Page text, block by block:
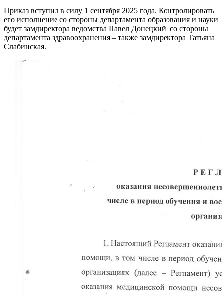
Приказ вступил в силу 1 сентября 2025 года. Контролировать
его исполнение со стороны департамента образования и науки
будет замдиректора ведомства Павел Донецкий, со стороны
департамента здравоохранения – также замдиректора Татьяна
Слабинская.